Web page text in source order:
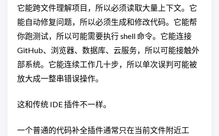
它能跨文件理解项目，所以必须读取大量上下文。它
能自动修复问题，所以必须生成和修改代码。它能帮
你跑测试，所以可能需要执行 shell 命令。它能连接
GitHub、浏览器、数据库、云服务，所以可能接触外
部系统。它能连续工作几十步，所以单次误判可能被
放大成一整串错误操作。
这和传统 IDE 插件不一样。
一个普通的代码补全插件通常只在当前文件附近工